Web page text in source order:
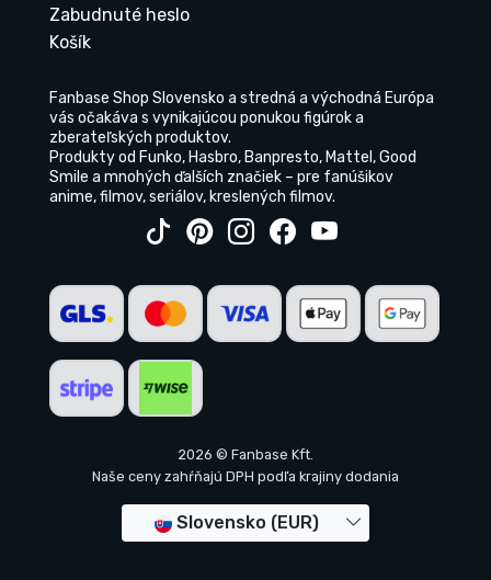
Zabudnuté heslo
Košík
Fanbase Shop Slovensko a stredná a východná Európa
vás očakáva s vynikajúcou ponukou figúrok a
zberateľských produktov.
Produkty od Funko, Hasbro, Banpresto, Mattel, Good
Smile a mnohých ďalších značiek – pre fanúšikov
anime, filmov, seriálov, kreslených filmov.
2026 © Fanbase Kft.
Naše ceny zahŕňajú DPH podľa krajiny dodania
Slovensko (EUR)